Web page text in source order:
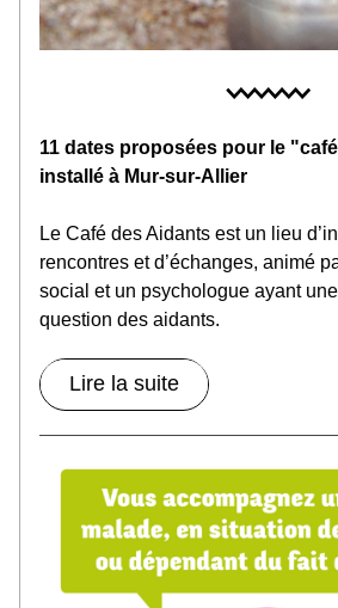
11 dates proposées pour le
installé à Mur-sur-Allier
Le Café des Aidants est un lieu
rencontres et d’échanges, animé
social et un psychologue ayant
question des aidants.
Lire la suite